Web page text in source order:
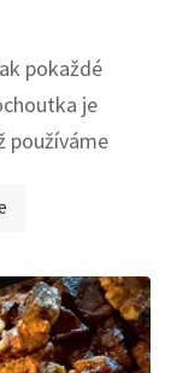
pokaždé
je
používáme